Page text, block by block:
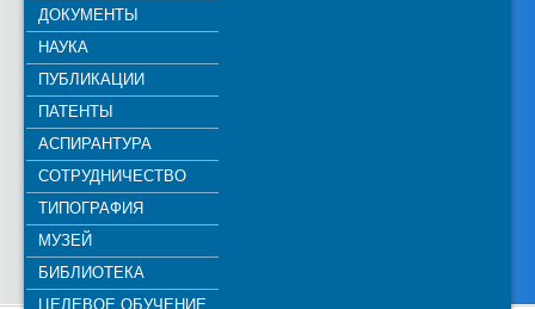
ДОКУМЕНТЫ
НАУКА
ПУБЛИКАЦИИ
ПАТЕНТЫ
АСПИРАНТУРА
СОТРУДНИЧЕСТВО
ТИПОГРАФИЯ
МУЗЕЙ
БИБЛИОТЕКА
ЦЕЛЕВОЕ ОБУЧЕНИЕ